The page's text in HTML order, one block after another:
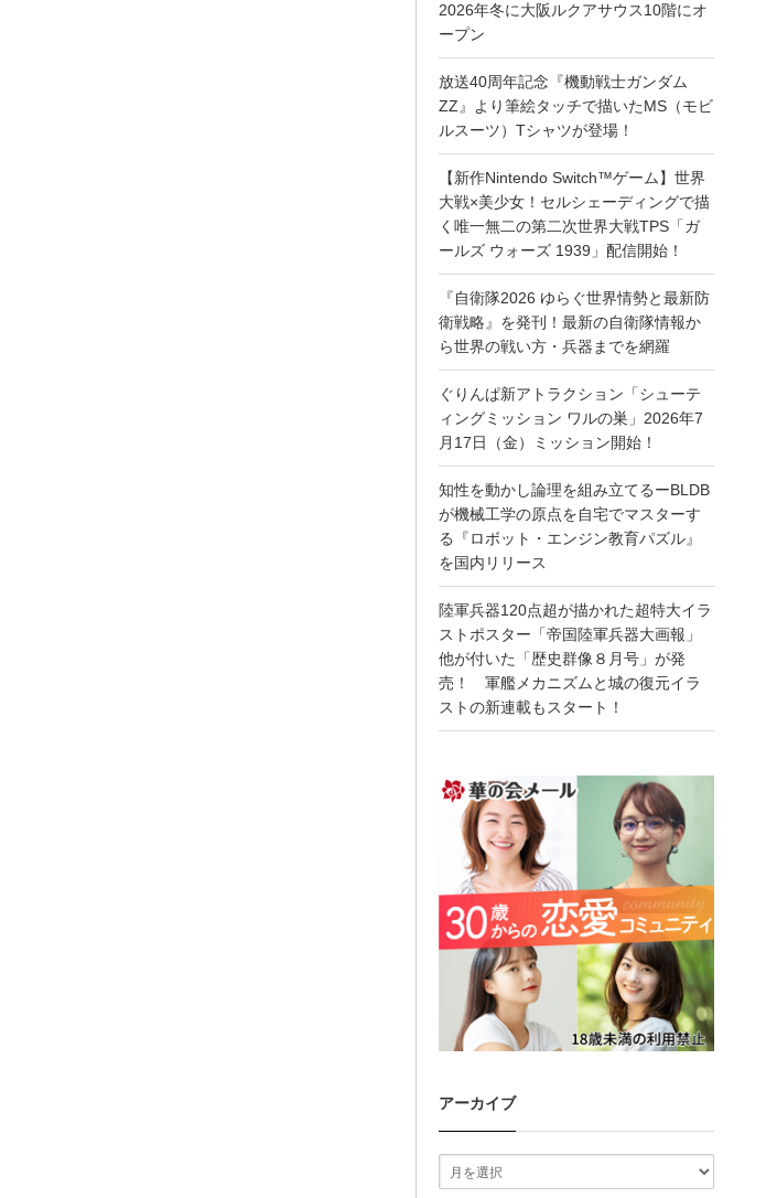
2026年冬に大阪ルクアサウス10階にオ
ープン
放送40周年記念『機動戦士ガンダム
ZZ』より筆絵タッチで描いたMS（モビ
ルスーツ）Tシャツが登場！
【新作Nintendo Switch™ゲーム】世界
大戦×美少女！セルシェーディングで描
く唯一無二の第二次世界大戦TPS「ガ
ールズ ウォーズ 1939」配信開始！
『自衛隊2026 ゆらぐ世界情勢と最新防
衛戦略』を発刊！最新の自衛隊情報か
ら世界の戦い方・兵器までを網羅
ぐりんぱ新アトラクション「シューテ
ィングミッション ワルの巣」2026年7
月17日（金）ミッション開始！
知性を動かし論理を組み立てるーBLDB
が機械工学の原点を自宅でマスターす
る『ロボット・エンジン教育パズル』
を国内リリース
陸軍兵器120点超が描かれた超特大イラ
ストポスター「帝国陸軍兵器大画報」
他が付いた「歴史群像８月号」が発
売！ 軍艦メカニズムと城の復元イラ
ストの新連載もスタート！
アーカイブ